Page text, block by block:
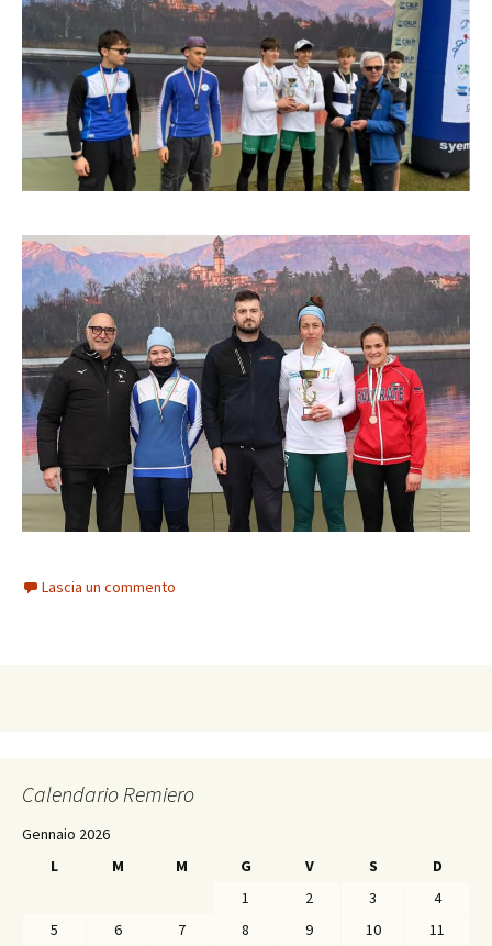
Lascia un commento
Calendario Remiero
Gennaio 2026
L
M M G V S
D
1
2 3
4
5
6 7 8 9 10
11